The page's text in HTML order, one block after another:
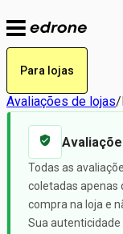
Para lojas
Avaliações de lojas/
Todas as
coletadas apenas
compra na loja e
Sua autenticidade